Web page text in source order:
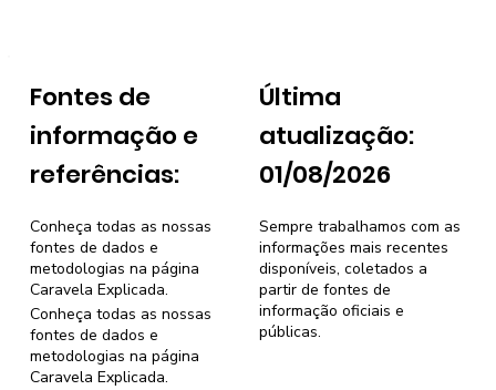
Fontes de
informação e
referências:
Última
atualização:
01/08/2026
Sempre trabalhamos com as
informações mais recentes
disponíveis, coletados a
partir de fontes de
informação oficiais e
públicas.
Conheça todas as nossas
fontes de dados e
metodologias na página
Caravela Explicada.
Conheça todas as nossas
fontes de dados e
metodologias na página
Caravela Explicada.